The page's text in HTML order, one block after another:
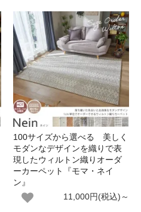
100サイズから選べる 美しく
モダンなデザインを織りで表
現したウィルトン織りオーダ
ーカーペット『モマ・ネイ
ン』
11,000円(税込)～